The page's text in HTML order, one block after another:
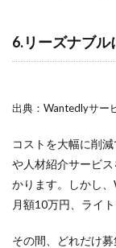
6.リーズナブ
出典：Wantedlyサー
コストを大幅に削
や人材紹介サービ
かります。しかし
月額10万円、ライ
その間、どれだけ